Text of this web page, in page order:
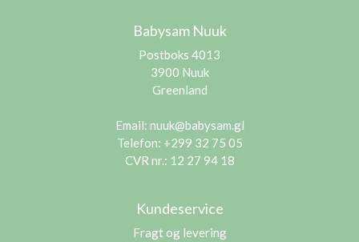
Babysam Nuuk
Postboks 4013
3900 Nuuk
Greenland
Email: nuuk@babysam.gl
Telefon: +299 32 75 05
CVR nr.: 12 27 94 18
Kundeservice
Fragt og levering